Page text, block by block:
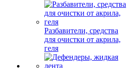
Разбавители, средства
для очистки от акрила,
геля